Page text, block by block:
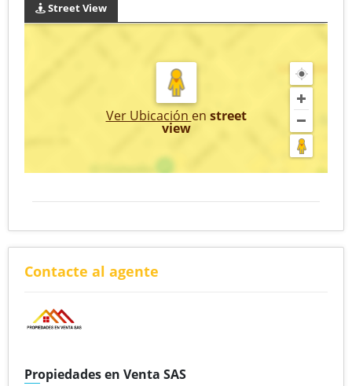
Street View
Ver Ubicación en street
view
Contacte al agente
Propiedades en Venta SAS